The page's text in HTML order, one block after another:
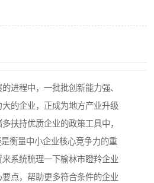
进程中，一批批创新能力强、
的企业，正成为地方产业升级
扶持优质企业的政策工具中，
衡量中小企业核心竞争力的重
系统梳理一下榆林市瞪羚企业
点，帮助更多符合条件的企业